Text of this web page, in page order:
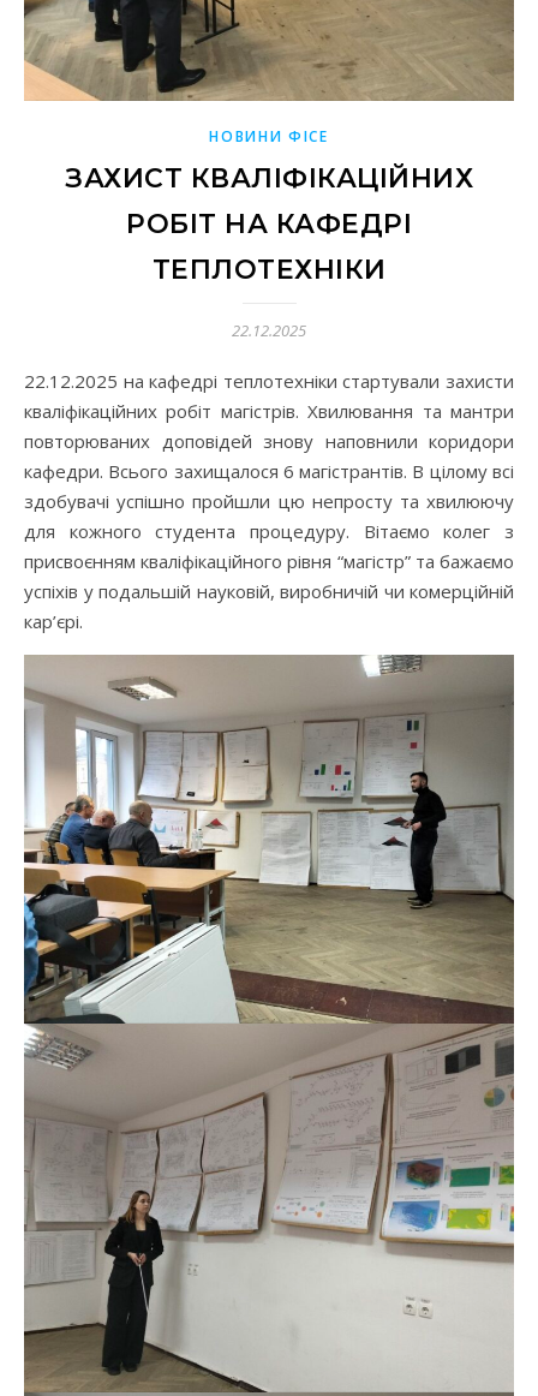
НОВИНИ ФІСЕ
ЗАХИСТ КВАЛІФІКАЦІЙНИХ
РОБІТ НА КАФЕДРІ
ТЕПЛОТЕХНІКИ
22.12.2025
22.12.2025 на кафедрі теплотехніки стартували захисти
кваліфікаційних робіт магістрів. Хвилювання та мантри
повторюваних доповідей знову наповнили коридори
кафедри. Всього захищалося 6 магістрантів. В цілому всі
здобувачі успішно пройшли цю непросту та хвилюючу
для кожного студента процедуру. Вітаємо колег з
присвоєнням кваліфікаційного рівня “магістр” та бажаємо
успіхів у подальшій науковій, виробничій чи комерційній
кар’єрі.